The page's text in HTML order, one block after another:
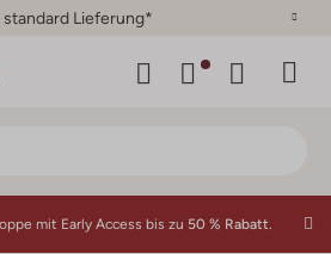
Rückgaberecht
mit Early Access bis zu 50 % Rabatt.